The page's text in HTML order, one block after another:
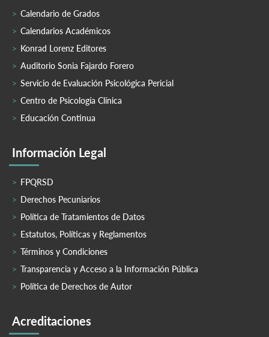
Calendario de Grados
Calendarios Académicos
Konrad Lorenz Editores
Auditorio Sonia Fajardo Forero
Servicio de Evaluación Psicológica Pericial
Centro de Psicología Clínica
Educación Continua
Información Legal
FPQRSD
Derechos Pecuniarios
Política de Tratamientos de Datos
Estatutos, Políticas y Reglamentos
Términos y Condiciones
Transparencia y Acceso a la Información Pública
Política de Derechos de Autor
Acreditaciones